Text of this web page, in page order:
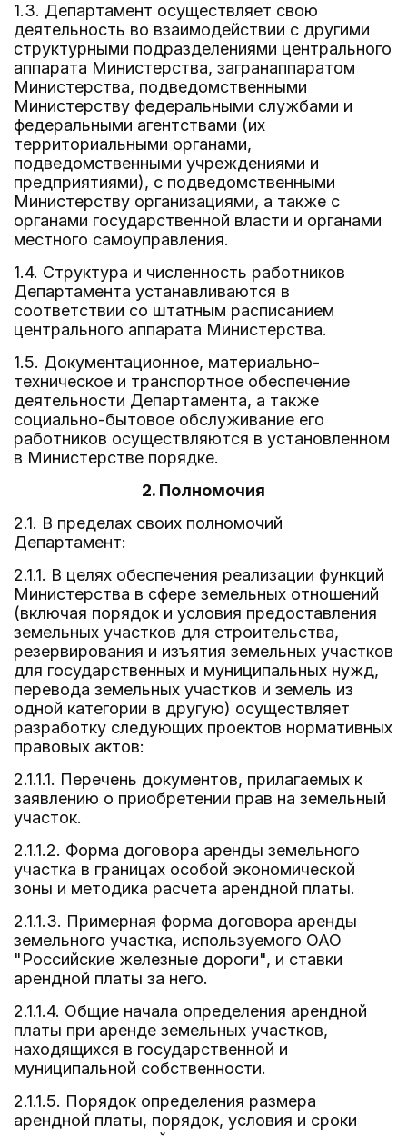
1.3. Департамент осуществляет свою
деятельность во взаимодействии с другими
структурными подразделениями центрального
аппарата Министерства, загранаппаратом
Министерства, подведомственными
Министерству федеральными службами и
федеральными агентствами (их
территориальными органами,
подведомственными учреждениями и
предприятиями), с подведомственными
Министерству организациями, а также с
органами государственной власти и органами
местного самоуправления.
1.4. Структура и численность работников
Департамента устанавливаются в
соответствии со штатным расписанием
центрального аппарата Министерства.
1.5. Документационное, материально-
техническое и транспортное обеспечение
деятельности Департамента, а также
социально-бытовое обслуживание его
работников осуществляются в установленном
в Министерстве порядке.
2. Полномочия
2.1. В пределах своих полномочий
Департамент:
2.1.1. В целях обеспечения реализации функций
Министерства в сфере земельных отношений
(включая порядок и условия предоставления
земельных участков для строительства,
резервирования и изъятия земельных участков
для государственных и муниципальных нужд,
перевода земельных участков и земель из
одной категории в другую) осуществляет
разработку следующих проектов нормативных
правовых актов:
2.1.1.1. Перечень документов, прилагаемых к
заявлению о приобретении прав на земельный
участок.
2.1.1.2. Форма договора аренды земельного
участка в границах особой экономической
зоны и методика расчета арендной платы.
2.1.1.3. Примерная форма договора аренды
земельного участка, используемого ОАО
"Российские железные дороги", и ставки
арендной платы за него.
2.1.1.4. Общие начала определения арендной
платы при аренде земельных участков,
находящихся в государственной и
муниципальной собственности.
2.1.1.5. Порядок определения размера
арендной платы, порядок, условия и сроки